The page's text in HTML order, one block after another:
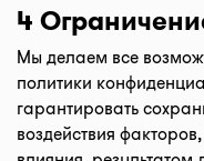
4
Мы делаем все
политики
гарантировать
воздействия